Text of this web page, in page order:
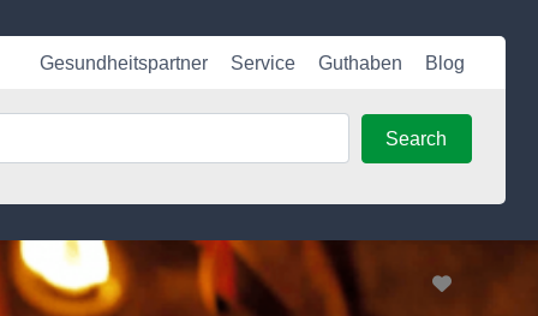
Gesundheitspartner Service Guthaben Blog
Search
Favorite